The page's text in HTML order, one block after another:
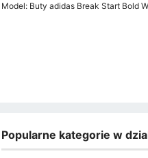
Model: Buty adidas Break Start Bold W
Popularne kategorie w